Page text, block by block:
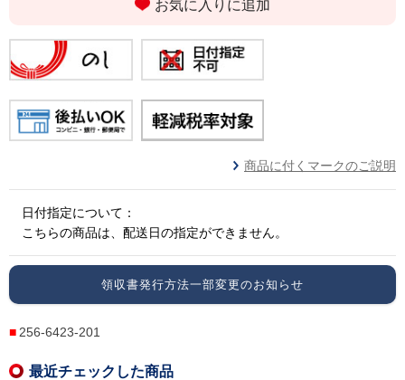
お気に入りに追加
商品に付くマークのご説明
日付指定について：
こちらの商品は、配送日の指定ができません。
領収書発行方法一部変更のお知らせ
256-6423-201
最近チェックした商品